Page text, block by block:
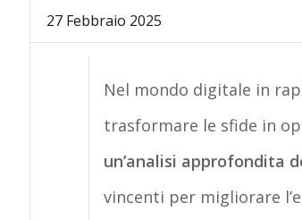
27 Febbraio 2025
Nel mondo digitale in
trasformare le sfide in
un’analisi approfondita
vincenti per migliorare